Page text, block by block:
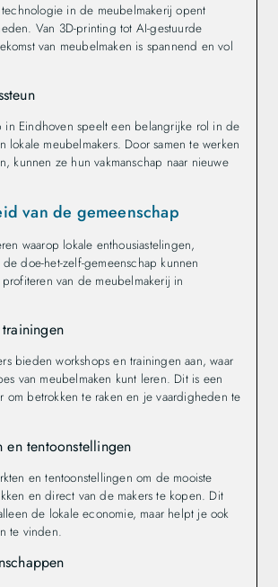
in de meubelmakerij opent
Van 3D-printing tot AI-gestuurde
van meubelmaken is spannend en vol
in Eindhoven speelt een belangrijke rol in de
lokale meubelmakers. Door samen te werken
kunnen ze hun vakmanschap naar nieuwe
van de gemeenschap
waarop lokale enthousiastelingen,
doe-het-zelf-gemeenschap kunnen
van de meubelmakerij in
bieden workshops en trainingen aan, waar
van meubelmaken kunt leren. Dit is een
om betrokken te raken en je vaardigheden te
en tentoonstellingen
en tentoonstellingen om de mooiste
en direct van de makers te kopen. Dit
de lokale economie, maar helpt je ook
te vinden.